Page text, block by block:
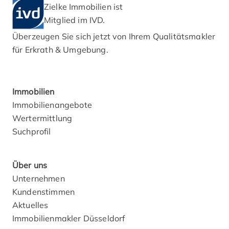
Zielke Immobilien ist
Mitglied im IVD.
Überzeugen Sie sich jetzt von Ihrem Qualitätsmakler
für Erkrath & Umgebung.
Immobilien
Immobilienangebote
Wertermittlung
Suchprofil
Über uns
Unternehmen
Kundenstimmen
Aktuelles
Immobilienmakler Düsseldorf